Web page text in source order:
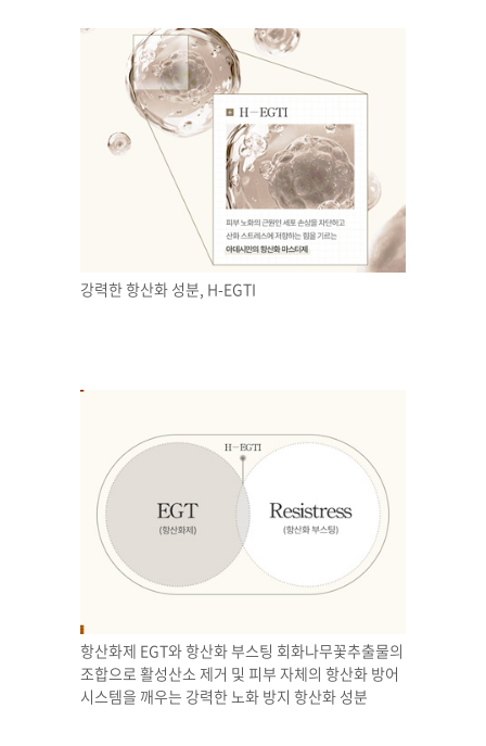
강력한 항산화 성분, H-EGTI​
항산화제 EGT와 항산화 부스팅 회화나무꽃추출물의
조합으로​ 활성산소 제거 및 피부 자체의 항산화 방어
시스템을 깨우는​ 강력한 노화 방지 항산화 성분​